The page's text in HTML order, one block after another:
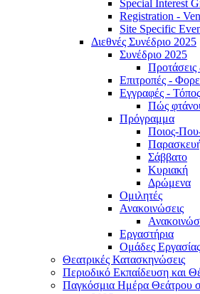
Special Interest
Registration -
Site Specific
Διεθνές Συνέδριο 2025
Συνέδριο 2025
Επιτροπές -
Εγγραφές - Τόπος
Πώς
Πρόγραμμα
Ποιος-
Σάββατο
Κυριακή
Δρώμενα
Ομιλητές
Ανακοινώσεις
Εργαστήρια
Ομάδες Εργασίας
Θεατρικές Κατασκηνώσεις
Περιοδικό Εκπαίδευση και
Παγκόσμια Ημέρα Θεάτρου